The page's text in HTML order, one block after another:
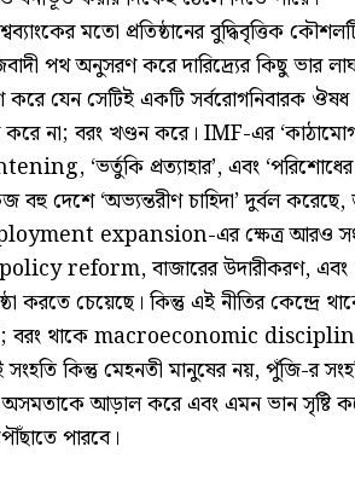
মতো প্রতিষ্ঠানের বুদ্ধিবৃত্তিক
পথ অনুসরণ করে দারিদ্র্যের কিছু
যেন সেটিই একটি সর্বরোগনিবারক ঔষধ।
করে না; বরং খণ্ডন করে। IMF-এর
‘ভর্তুকি প্রত্যাহার’, এবং ‘পরিশোধের
বহু দেশে ‘অভ্যন্তরীণ চাহিদা’ দুর্বল
expansion-এর ক্ষেত্র আরও
reform, বাজারের উদারীকরণ, এবং
করতে চেয়েছে। কিন্তু এই নীতির কেন্দ্রে
বরং থাকে macroeconomic
সংহতি কিন্তু মেহনতী মানুষের নয়, পুঁজি-র
অসমতাকে আড়াল করে এবং এমন ভান সৃষ্টি
পারবে।